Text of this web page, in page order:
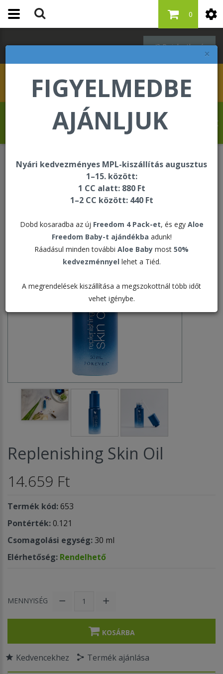
×
FIGYELMEDBE
AJÁNLJUK
Nyári kedvezményes MPL-kiszállítás augusztus
1–15. között:
1 CC alatt: 880 Ft
1–2 CC között: 440 Ft
Dobd kosaradba az új Freedom 4 Pack-et, és egy Aloe
Freedom Baby-t ajándékba adunk!
Ráadásul minden további Aloe Baby most 50%
kedvezménnyel lehet a Tiéd.
A megrendelések kiszállítása a megszokottnál több időt
vehet igénybe.
Bejelentkezés
0
Molnár Tibor üdvözli Önt a Forever Living
internetes áruházában!
Bőrápolás - Targeted Skincare
Replenishing Skin Oil
Replenishing Skin Oil
14.659 Ft
Termék kód:653
Pontérték:0.121
Csomagolási egység:30 ml
Elérhetőség: Rendelhető
MENNYISÉG
KOSÁRBA
Kedvencekhez Termék ajánlása